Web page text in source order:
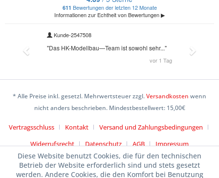
* Alle Preise inkl. gesetzl. Mehrwertsteuer zzgl.Versandkosten wenn
nicht anders beschrieben. Mindestbestellwert: 15,00€
Vertragsschluss Kontakt
Versand und Zahlungsbedingungen
Widerrufsrecht
Datenschutz AGB Impressum
Diese Website benutzt Cookies, die für den technischen
Betrieb der Website erforderlich sind und stets gesetzt
werden. Andere Cookies, die den Komfort bei Benutzung